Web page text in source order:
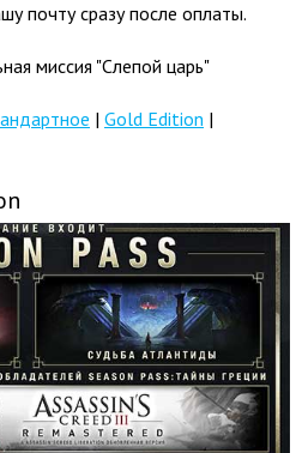
почту сразу после оплаты.
миссия "Слепой царь"
| Gold Edition |